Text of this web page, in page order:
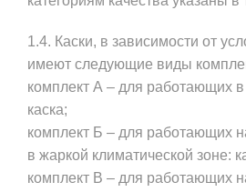
1.4. Каски, в зависимости от
имеют следующие виды
комплект А – для работающих
каска;
комплект Б – для работающих
в жаркой климатической зоне:
комплект В – для работающих